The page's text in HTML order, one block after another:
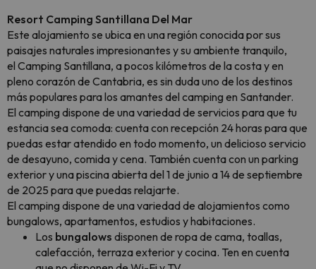
Resort Camping Santillana Del Mar
Este alojamiento se ubica en una región conocida por sus
paisajes naturales impresionantes y su ambiente tranquilo,
el Camping Santillana, a pocos kilómetros de la costa y en
pleno corazón de Cantabria, es sin duda uno de los destinos
más populares para los amantes del camping en Santander.
El camping dispone de una variedad de servicios para que tu
estancia sea comoda: cuenta con recepción 24 horas para que
puedas estar atendido en todo momento, un delicioso servicio
de desayuno, comida y cena. También cuenta con un parking
exterior y una piscina abierta del 1 de junio a 14 de septiembre
de 2025 para que puedas relajarte.
El camping dispone de una variedad de alojamientos como
bungalows, apartamentos, estudios y habitaciones.
Los bungalows disponen de ropa de cama, toallas,
calefacción, terraza exterior y cocina. Ten en cuenta